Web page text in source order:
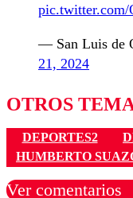
— San Luis de
21, 2024
OTROS
DEPORTES2
HUMBERTO
Ver comentarios